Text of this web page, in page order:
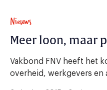
Nieuws
Meer loon, maar
Vakbond FNV heeft het
overheid, werkgevers en